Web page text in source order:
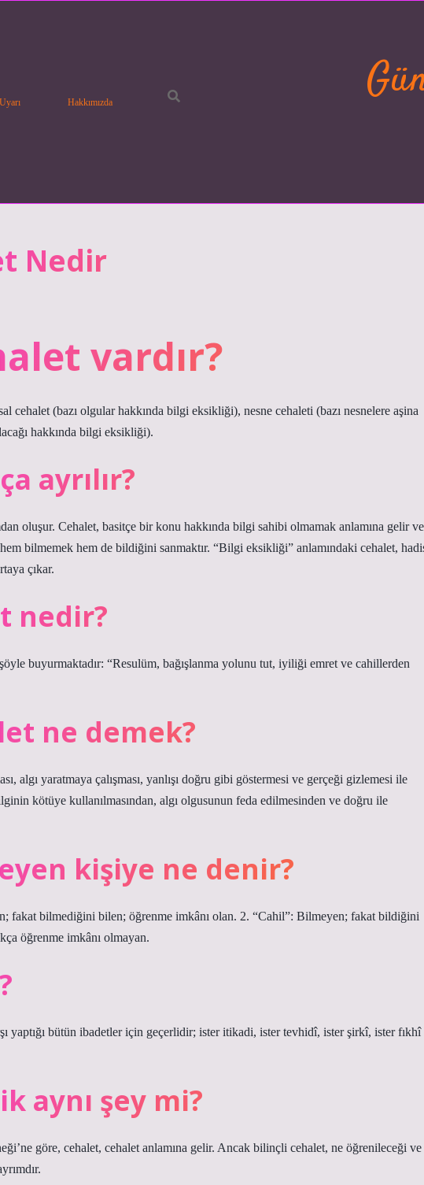
Hakkımızda
Nedir
vardır?
cehalet (bazı olgular hakkında bilgi eksikliği), nesne cehaleti (bazı nesnelere aşina
hakkında bilgi eksikliği).
ayrılır?
oluşur. Cehalet, basitçe bir konu hakkında bilgi sahibi olmamak anlamına gelir ve
bilmemek hem de bildiğini sanmaktır. “Bilgi eksikliği” anlamındaki cehalet,
çıkar.
nedir?
buyurmaktadır: “Resulüm, bağışlanma yolunu tut, iyiliği emret ve cahillerden
ne demek?
algı yaratmaya çalışması, yanlışı doğru gibi göstermesi ve gerçeği gizlemesi ile
kötüye kullanılmasından, algı olgusunun feda edilmesinden ve doğru ile
kişiye ne denir?
fakat bilmediğini bilen; öğrenme imkânı olan. 2. “Cahil”: Bilmeyen; fakat bildiğini
öğrenme imkânı olmayan.
yaptığı bütün ibadetler için geçerlidir; ister itikadi, ister tevhidî, ister şirkî, ister fıkhî
aynı şey mi?
göre, cehalet, cehalet anlamına gelir. Ancak bilinçli cehalet, ne öğrenileceği ve